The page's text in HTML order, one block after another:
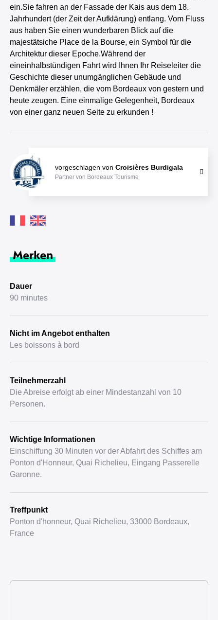
ein.Sie fahren an der Fassade der Kais aus dem 18.
Jahrhundert (der Zeit der Aufklärung) entlang. Vom Fluss
aus haben Sie einen wunderbaren Blick auf die
majestätsiche Place de la Bourse, ein Symbol für die
Architektur dieser Epoche.Während der
eineinhalbstündigen Fahrt wird Ihnen Ihr Reiseleiter die
Geschichte dieser unumgänglichen Gebäude und
Denkmäler erzählen, die vom Bordeaux von gestern und
heute zeugen. Eine einmalige Gelegenheit, Bordeaux
von einer ganz neuen Seite zu erkunden !
vorgeschlagen von Croisières Burdigala
Partner von Bordeaux Tourisme
Merken
Dauer
90 minutes
Nicht im Angebot enthalten
Les boissons à bord
Teilnehmerzahl
Die Abreise erfolgt ab einer Mindestanzahl von 10
Personen.
Wichtige Informationen
Einschiffung 30 Minuten vor der Abfahrt des Schiffes am
Ponton d'Honneur, Quai Richelieu, Eingang Passerelle
Garonne.
Treffpunkt
Ponton d'honneur, Quai Richelieu, 33000 Bordeaux,
France